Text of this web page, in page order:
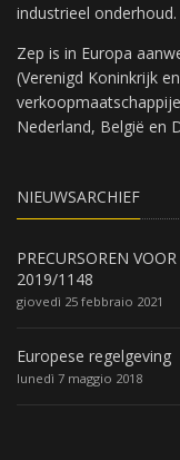
industrieel onderhoud.
Zep is in Europa
(Verenigd Koninkrijk
Nederland, België en
NIEUWSARCHIEF
PRECURSOREN
2019/1148
giovedì 25 febbraio 2021
Europese regelgeving
lunedì 7 maggio 2018